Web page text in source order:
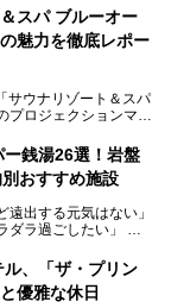
ろん、リラックスス
。新横浜エリアで日
やスポーツ観戦遠征組
スパ ブルーオー
魅力を徹底レポー
サウナリゾート＆スパ
ロジェクションマッ
きます。
にお邪魔し、その全貌
ぐ水風呂、そしてバ
驚きの連続だった館
ー銭湯26選！岩盤
おすすめ施設
遠出する元気はない」
ダラ過ごしたい」
えてくれるのが、神
、「ザ・プリン
優雅な休日